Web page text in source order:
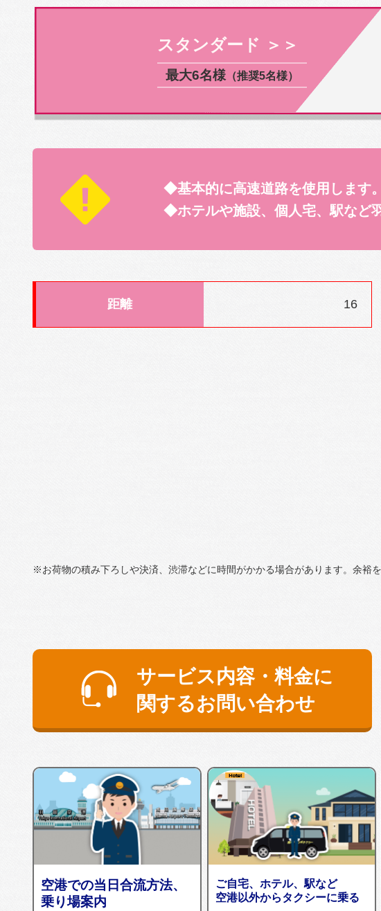
スタンダード ＞＞
最大6名様 （推奨5名様）
◆基本的に高速道路を使用します。
◆ホテルや施設、個人宅、駅など
距離 16
※お荷物の積み下ろしや決済、渋滞などに時間がかかる場合があります。余裕
サービス内容・料金に
関するお問い合わせ
空港での当日合流方法、
乗り場案内
ご自宅、ホテル、駅など
空港以外からタクシーに乗る